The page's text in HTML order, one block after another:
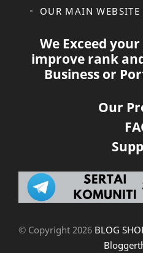
OUR MAIN WEBSITE
We Exceed
improve rank
Business or
Our
© Copyright 2026 BLOG